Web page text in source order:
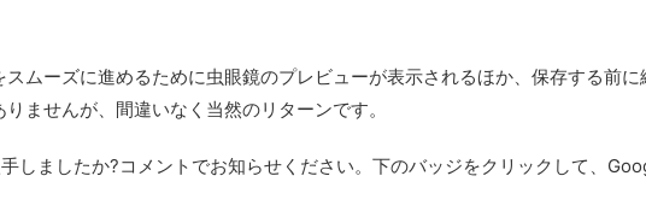
ムーズに進めるために虫眼鏡のプレビューが表示されるほか、保存する前
ませんが、間違いなく当然のリターンです。
しましたか?コメントでお知らせください。下のバッジをクリックして、